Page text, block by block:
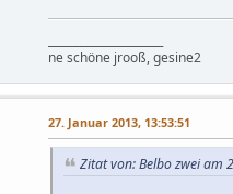
ne schöne jrooß, gesine2
27. Januar 2013, 13:53:51
Zitat von: Belbo zwei am